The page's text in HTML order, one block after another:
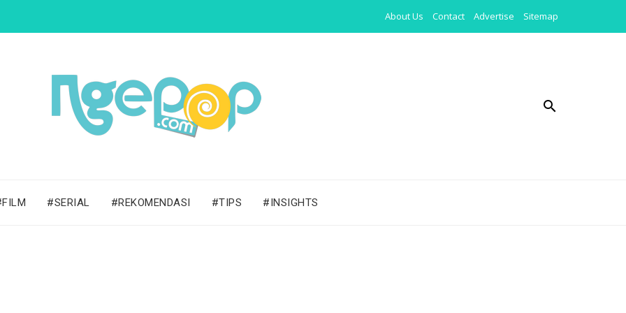
About Us Contact Advertise Sitemap
#SERIAL #REKOMENDASI #TIPS #INSIGHTS